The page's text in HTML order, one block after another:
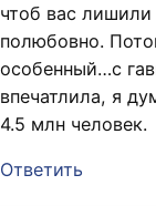
чтоб вас
полюбовно.
особенный…с
впечатлила, я
4.5 млн человек.
Ответить